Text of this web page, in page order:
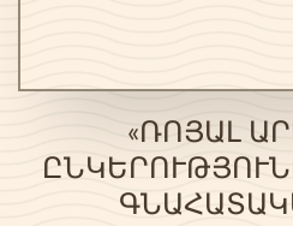
«ՌՈՅԱԼ